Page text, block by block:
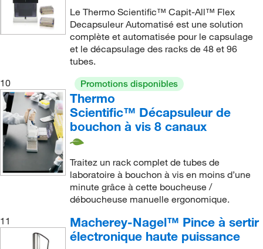
Le Thermo Scientific™ Capit-All™ Flex
Decapsuleur Automatisé est une solution
complète et automatisée pour le capsulage
et le décapsulage des racks de 48 et 96
tubes.
10
Promotions disponibles
Thermo
Scientific™ Décapsuleur de
bouchon à vis 8 canaux
Traitez un rack complet de tubes de
laboratoire à bouchon à vis en moins d’une
minute grâce à cette boucheuse /
déboucheuse manuelle ergonomique.
11
Macherey-Nagel™ Pince à sertir
électronique haute puissance